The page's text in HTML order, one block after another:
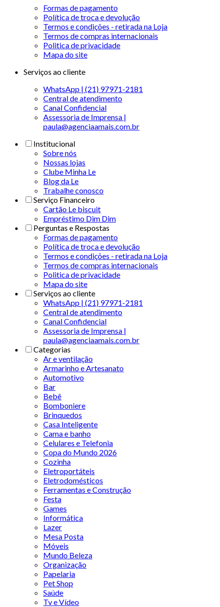
Formas de pagamento
Política de troca e devolução
Termos e condições - retirada na Loja
Termos de compras internacionais
Politica de privacidade
Mapa do site
Serviços ao cliente
WhatsApp | (21) 97971-2181
Central de atendimento
Canal Confidencial
Assessoria de Imprensa |
paula@agenciaamais.com.br
Institucional
Sobre nós
Nossas lojas
Clube Minha Le
Blog da Le
Trabalhe conosco
Serviço Financeiro
Cartão Le biscuit
Empréstimo Dim Dim
Perguntas e Respostas
Formas de pagamento
Política de troca e devolução
Termos e condições - retirada na Loja
Termos de compras internacionais
Politica de privacidade
Mapa do site
Serviços ao cliente
WhatsApp | (21) 97971-2181
Central de atendimento
Canal Confidencial
Assessoria de Imprensa |
paula@agenciaamais.com.br
Categorias
Ar e ventilação
Armarinho e Artesanato
Automotivo
Bar
Bebê
Bomboniere
Brinquedos
Casa Inteligente
Cama e banho
Celulares e Telefonia
Copa do Mundo 2026
Cozinha
Eletroportáteis
Eletrodomésticos
Ferramentas e Construção
Festa
Games
Informática
Lazer
Mesa Posta
Móveis
Mundo Beleza
Organização
Papelaria
Pet Shop
Saúde
Tv e Vídeo